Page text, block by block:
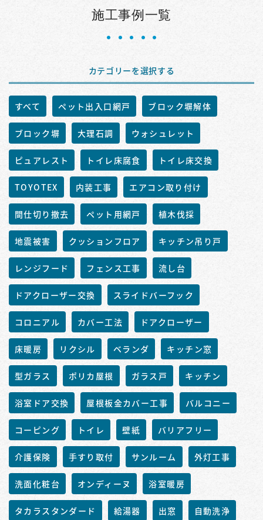
施工事例一覧
カテゴリーを選択する
すべて ペット出入口網戸 ブロック塀解体
ブロック塀 大理石調 ウォシュレット
ピュアレスト トイレ床腐食 トイレ床交換
TOYOTEX 内装工事 エアコン取り付け
間仕切り撤去 ペット用網戸 植木伐採
地震被害 クッションフロア キッチン吊り戸
レンジフード フェンス工事 流し台
ドアクローザー交換 スライドバーフック
コロニアル カバー工法 ドアクローザー
床暖房 リクシル ベランダ キッチン窓
型ガラス ポリカ屋根 ガラス戸 キッチン
浴室ドア交換 屋根板金カバー工事 バルコニー
コーピング トイレ 壁紙 バリアフリー
介護保険 手すり取付 サンルーム 外灯工事
洗面化粧台 オンディーヌ 浴室暖房
タカラスタンダード 給湯器 出窓 自動洗浄